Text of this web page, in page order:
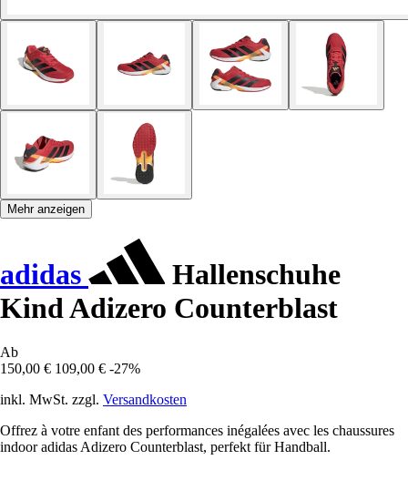
Mehr anzeigen
adidas
Hallenschuhe
Kind Adizero Counterblast
Ab
150,00 € 109,00 € -27%
inkl. MwSt. zzgl. Versandkosten
Offrez à votre enfant des performances inégalées avec les chaussures
indoor adidas Adizero Counterblast, perfekt für Handball.